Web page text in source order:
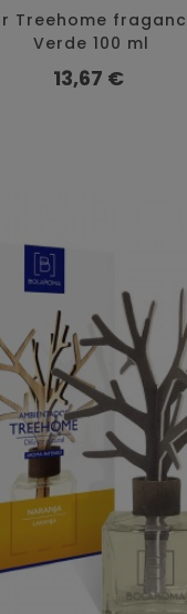
Treehome
Verde 100 ml
Precio
13,67 €